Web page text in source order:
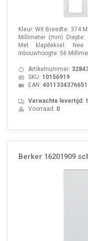
Kleur: Wit Breedte: 374
Millimeter (mm)
Met klapdeksel: Nee
Inbouwhoogte: 56
Artikelnummer:
SKU: 10156919
EAN: 4011334376651
Verwachte levertijd:
Voorraad: 0
Berker 16201909